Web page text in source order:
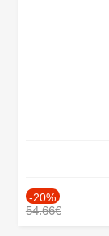
-20%
54.66€